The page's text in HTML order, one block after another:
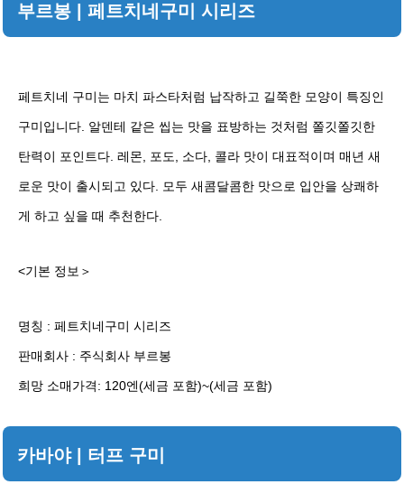
부르봉 | 페트치네구미 시리즈
페트치네 구미는 마치 파스타처럼 납작하고 길쭉한 모양이 특징인
구미입니다. 알덴테 같은 씹는 맛을 표방하는 것처럼 쫄깃쫄깃한
탄력이 포인트다. 레몬, 포도, 소다, 콜라 맛이 대표적이며 매년 새
로운 맛이 출시되고 있다. 모두 새콤달콤한 맛으로 입안을 상쾌하
게 하고 싶을 때 추천한다.
<기본 정보＞
명칭 : 페트치네구미 시리즈
판매회사 : 주식회사 부르봉
희망 소매가격: 120엔(세금 포함)~(세금 포함)
카바야 | 터프 구미